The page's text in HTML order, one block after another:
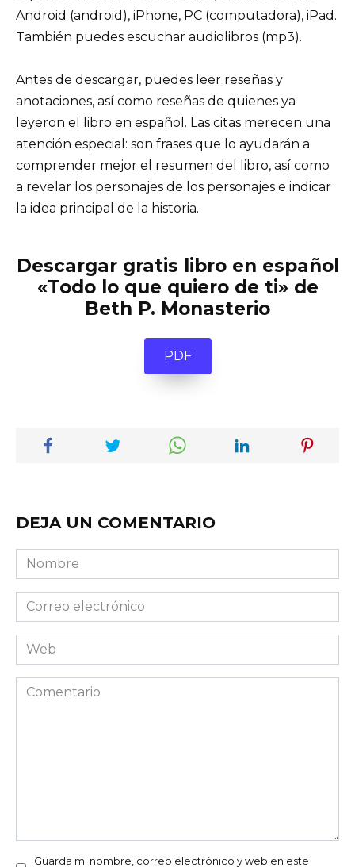
Android (android), iPhone, PC (computadora), iPad.
También puedes escuchar audiolibros (mp3).
Antes de descargar, puedes leer reseñas y
anotaciones, así como reseñas de quienes ya
leyeron el libro en español. Las citas merecen una
atención especial: son frases que lo ayudarán a
comprender mejor el resumen del libro, así como
a revelar los personajes de los personajes e indicar
la idea principal de la historia.
Descargar gratis libro en español
«Todo lo que quiero de ti» de
Beth P. Monasterio
PDF
DEJA UN COMENTARIO
Nombre
Correo
electrónico
Web
Comentario
Guarda mi nombre, correo electrónico y web en este